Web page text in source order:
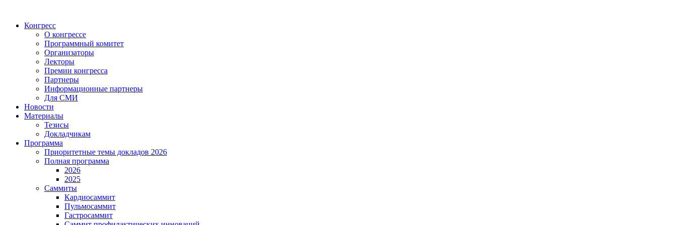
Конгресс
О конгрессе
Программный комитет
Организаторы
Лекторы
Премии конгресса
Партнеры
Информационные партнеры
Для СМИ
Новости
Материалы
Тезисы
Докладчикам
Программа
Приоритетные темы докладов 2026
Полная программа
2026
2025
Саммиты
Кардиосаммит
Пульмосаммит
Гастросаммит